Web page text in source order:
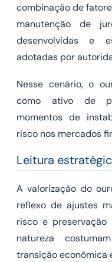
combinação de
manutenção de
desenvolvidas e
adotadas por
Nesse cenário, o
como ativo de
momentos de
risco nos mercados
Leitura
A valorização do
reflexo de ajustes
risco e preservação
natureza
transição econômica